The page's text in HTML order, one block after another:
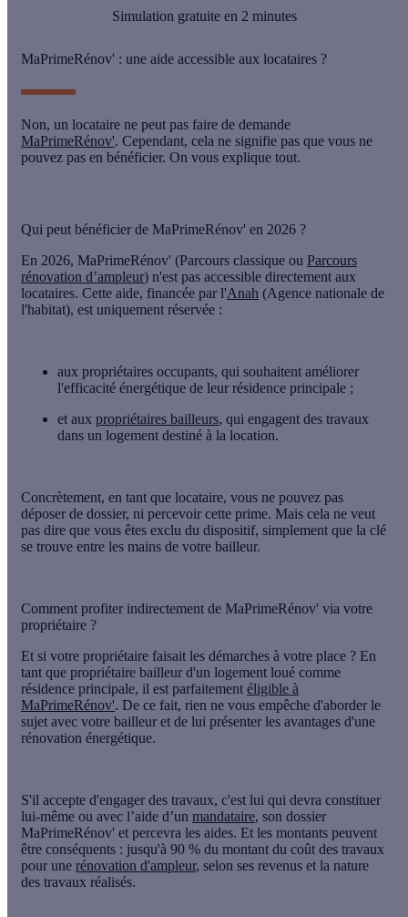
Simulation gratuite en 2 minutes
MaPrimeRénov' : une aide accessible aux locataires ?
Non, un locataire ne peut pas faire de demande
MaPrimeRénov'. Cependant, cela ne signifie pas que vous ne
pouvez pas en bénéficier. On vous explique tout.
Qui peut bénéficier de MaPrimeRénov' en 2026 ?
En 2026, MaPrimeRénov' (Parcours classique ou Parcours
rénovation d’ampleur) n'est pas accessible directement aux
locataires. Cette aide, financée par l'Anah (Agence nationale de
l'habitat), est uniquement réservée :
aux propriétaires occupants, qui souhaitent améliorer
l'efficacité énergétique de leur résidence principale ;
et aux propriétaires bailleurs, qui engagent des travaux
dans un logement destiné à la location.
Concrètement, en tant que locataire, vous ne pouvez pas
déposer de dossier, ni percevoir cette prime. Mais cela ne veut
pas dire que vous êtes exclu du dispositif, simplement que la clé
se trouve entre les mains de votre bailleur.
Comment profiter indirectement de MaPrimeRénov' via votre
propriétaire ?
Et si votre propriétaire faisait les démarches à votre place ? En
tant que propriétaire bailleur d'un logement loué comme
résidence principale, il est parfaitement éligible à
MaPrimeRénov'. De ce fait, rien ne vous empêche d'aborder le
sujet avec votre bailleur et de lui présenter les avantages d'une
rénovation énergétique.
S'il accepte d'engager des travaux, c'est lui qui devra constituer
lui-même ou avec l’aide d’un mandataire, son dossier
MaPrimeRénov' et percevra les aides. Et les montants peuvent
être conséquents : jusqu'à 90 % du montant du coût des travaux
pour une rénovation d'ampleur, selon ses revenus et la nature
des travaux réalisés.